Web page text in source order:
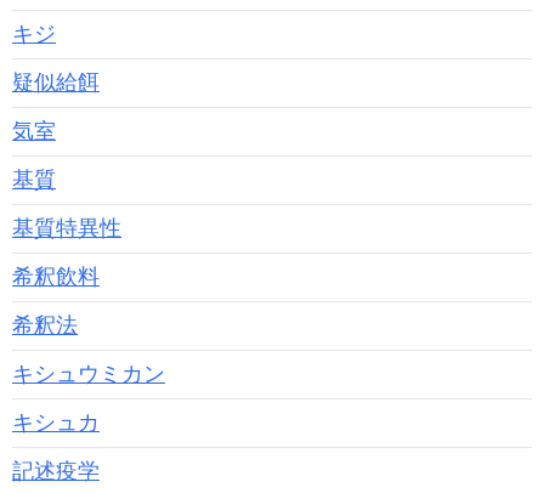
キジ
疑似給餌
気室
基質
基質特異性
希釈飲料
希釈法
キシュウミカン
キシュカ
記述疫学